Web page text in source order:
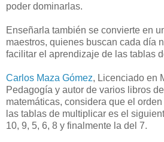
poder dominarlas.
Enseñarla también se convierte en
maestros, quienes buscan cada día
facilitar el aprendizaje de las tablas
Carlos Maza Gómez, Licenciado en
Pedagogía y autor de varios libros
matemáticas, considera que el
las tablas de multiplicar es el
10, 9, 5, 6, 8 y finalmente la del 7.